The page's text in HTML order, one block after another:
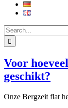
Search
for:
Voor
geschikt?
Onze Bergzeit flat